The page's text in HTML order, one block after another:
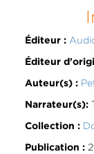
Éditeur :
Éditeur
Auteur(s) :
Narrateur(s):
Collection :
Publication :